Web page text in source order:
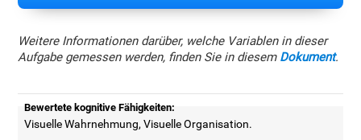
Weitere Informationen darüber, welche Variablen in dieser
Aufgabe gemessen werden, finden Sie in diesem Dokument.
Bewertete kognitive Fähigkeiten:
Visuelle Wahrnehmung, Visuelle Organisation.